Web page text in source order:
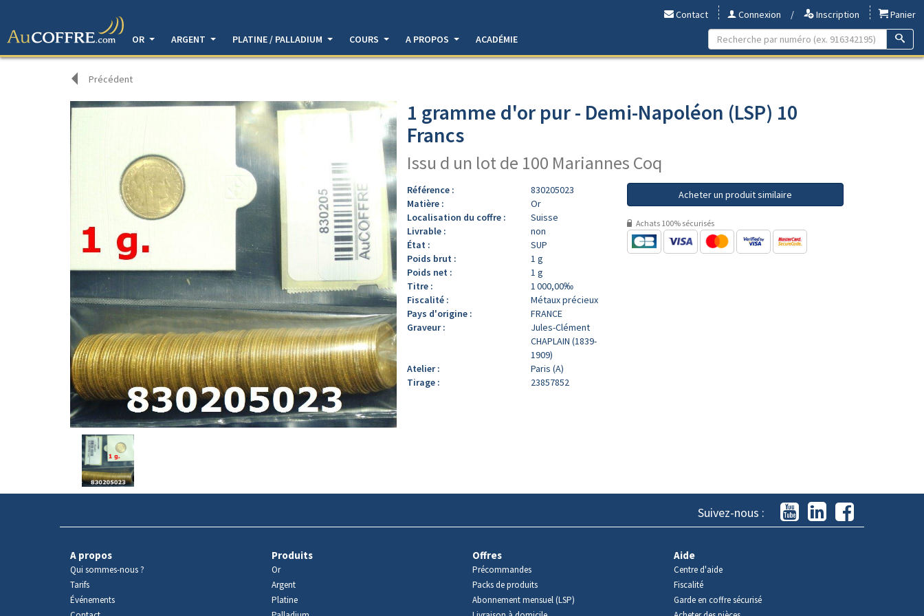
Contact Connexion / Inscription
Panier
OR
ARGENT PLATINE / PALLADIUM COURS A PROPOS ACADÉMIE
Précédent
Avers
produit
1 gramme d'or pur - Demi-Napoléon (LSP) 10
Francs
Issu d un lot de 100 Mariannes Coq
Référence :
830205023
Matière :
Or
Localisation du coffre :
Suisse
Livrable :
non
État :
SUP
Poids brut :
1 g
Poids net :
1 g
Titre :
1 000,00‰
Fiscalité :
Métaux précieux
Pays d'origine :
FRANCE
Graveur :
Jules-Clément
CHAPLAIN (1839-
1909)
Atelier :
Paris (A)
Tirage :
23857852
Acheter un produit similaire
Achats 100% sécurisés
Suivez-nous :
A propos
Qui sommes-nous ?
Tarifs
Événements
Produits
Or
Argent
Platine
Offres
Précommandes
Packs de produits
Abonnement mensuel (LSP)
Aide
Centre d'aide
Fiscalité
Garde en coffre sécurisé